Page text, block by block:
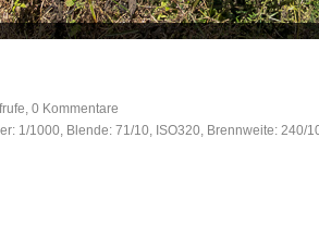
0 Kommentare
1/1000, Blende: 71/10, ISO320, Brennweite: 240/